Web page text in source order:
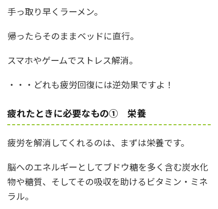
手っ取り早くラーメン。
帰ったらそのままベッドに直行。
スマホやゲームでストレス解消。
・・・どれも疲労回復には逆効果ですよ！
疲れたときに必要なもの① 栄養
疲労を解消してくれるのは、まずは栄養です。
脳へのエネルギーとしてブドウ糖を多く含む炭水化
物や糖質、そしてその吸収を助けるビタミン・ミネ
ラル。